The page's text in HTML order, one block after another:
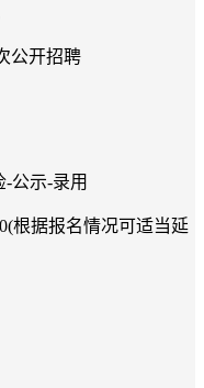
公开招聘
公示-录用
根据报名情况可适当延